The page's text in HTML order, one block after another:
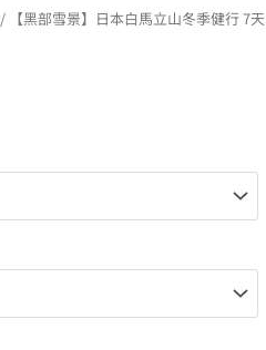
/ 【黑部雪景】日本白馬立山冬季健行 7天